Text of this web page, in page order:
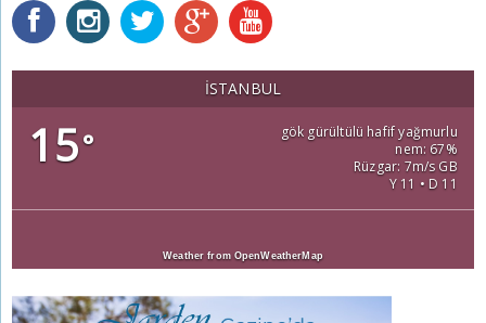
İSTANBUL
15°
gök gürültülü hafif yağmurlu
nem: 67%
Rüzgar: 7m/s GB
Y 11 • D 11
Weather from OpenWeatherMap